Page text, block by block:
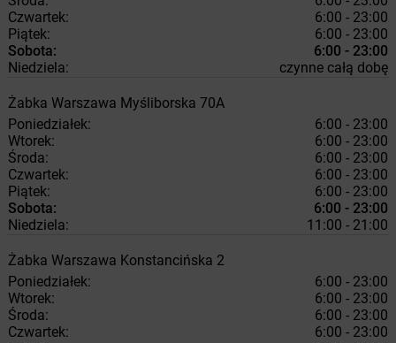
Czwartek:
6:00 - 23:00
Piątek:
6:00 - 23:00
Sobota:
6:00 - 23:00
Niedziela:
czynne całą dobę
Żabka Warszawa Myśliborska 70A
Poniedziałek:
6:00 - 23:00
Wtorek:
6:00 - 23:00
Środa:
6:00 - 23:00
Czwartek:
6:00 - 23:00
Piątek:
6:00 - 23:00
Sobota:
6:00 - 23:00
Niedziela:
11:00 - 21:00
Żabka Warszawa Konstancińska 2
Poniedziałek:
6:00 - 23:00
Wtorek:
6:00 - 23:00
Środa:
6:00 - 23:00
Czwartek:
6:00 - 23:00